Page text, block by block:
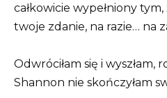
całkowicie wypełniony
twoje zdanie, na razie… na
Odwróciłam się i wyszłam,
Shannon nie skończyłam